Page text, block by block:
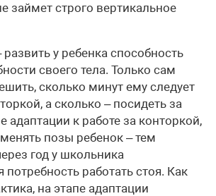
займет строго вертикальное
у ребенка способность
своего тела. Только сам
сколько минут ему следует
а сколько – посидеть за
адаптации к работе за конторкой,
позы ребенок – тем
год у школьника
потребность работать стоя. Как
на этапе адаптации